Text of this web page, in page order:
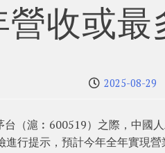
營收或最
2025-08-29
（滬︰600519）之際，中國
進行提示，預計今年全年實現